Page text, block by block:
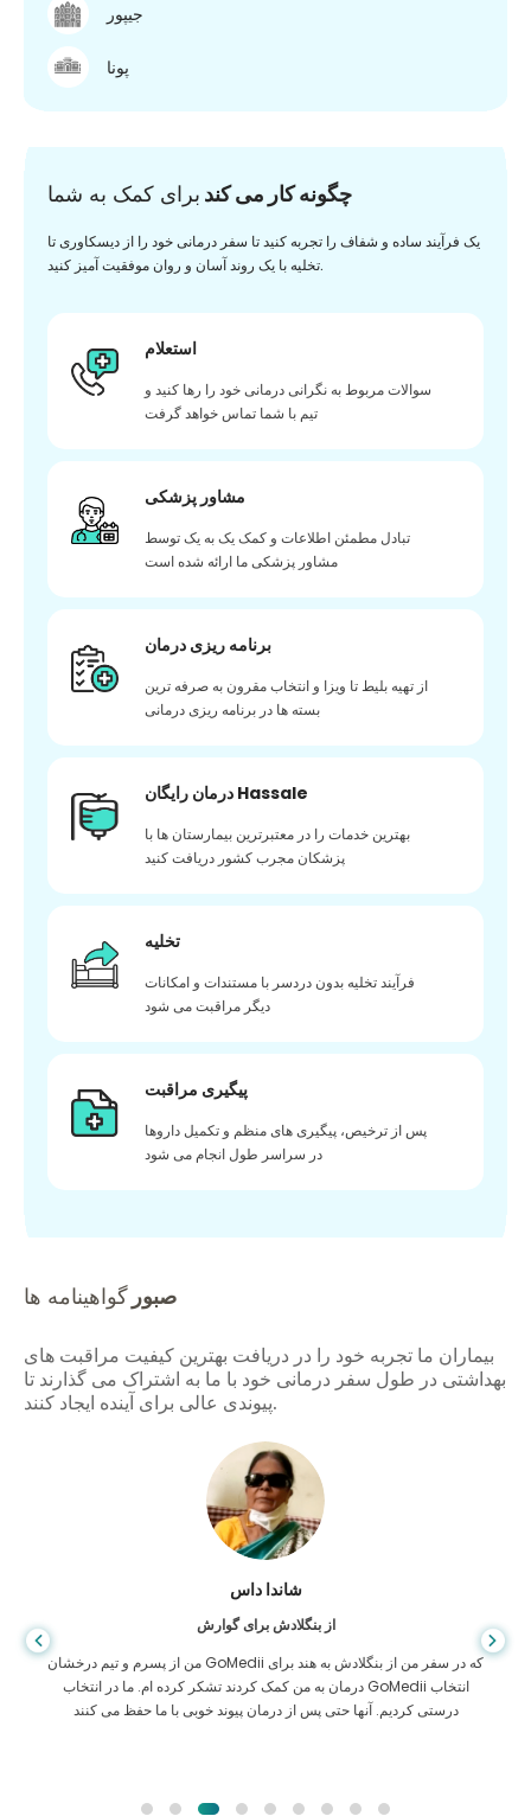
جیپور
پونا
چگونه کار می کند برای کمک به شما
یک فرآیند ساده و شفاف را تجربه کنید تا سفر درمانی خود را از دیسکاوری تا
تخلیه با یک روند آسان و روان موفقیت آمیز کنید.
استعلام
سوالات مربوط به نگرانی درمانی خود را رها کنید و
تیم با شما تماس خواهد گرفت
مشاور پزشکی
تبادل مطمئن اطلاعات و کمک یک به یک توسط
مشاور پزشکی ما ارائه شده است
برنامه ریزی درمان
از تهیه بلیط تا ویزا و انتخاب مقرون به صرفه ترین
بسته ها در برنامه ریزی درمانی
درمان رایگان Hassale
بهترین خدمات را در معتبرترین بیمارستان ها با
پزشکان مجرب کشور دریافت کنید
تخلیه
فرآیند تخلیه بدون دردسر با مستندات و امکانات
دیگر مراقبت می شود
پیگیری مراقبت
پس از ترخیص، پیگیری های منظم و تکمیل داروها
در سراسر طول انجام می شود
صبور گواهینامه ها
بیماران ما تجربه خود را در دریافت بهترین کیفیت مراقبت های
بهداشتی در طول سفر درمانی خود با ما به اشتراک می گذارند تا
پیوندی عالی برای آینده ایجاد کنند.
شاندا داس
از بنگلادش برای گوارش
من از پسرم و تیم درخشان GoMedii که در سفر من از بنگلادش به هند برای
درمان به من کمک کردند تشکر کرده ام. ما در انتخاب GoMedii انتخاب
درستی کردیم. آنها حتی پس از درمان پیوند خوبی با ما حفظ می کنند